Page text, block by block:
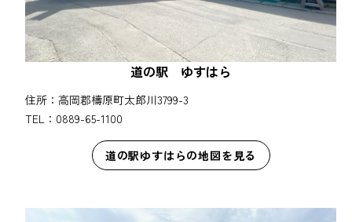
道の駅 ゆすはら
住所：高岡郡檮原町太郎川3799-3
TEL：0889-65-1100
道の駅ゆすはらの地図を見る